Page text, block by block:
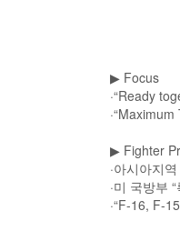
▶ Focus
·“Ready
▶ Fighter
·아시아지
·미 국방부
·“F-16, F-